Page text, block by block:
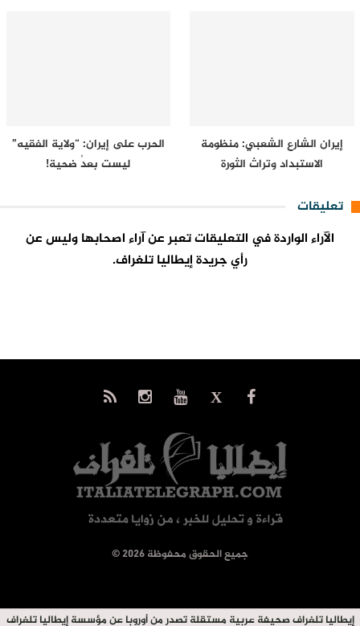
إيران الشارع الشعبي: منظومة
الاستبداد وتراث الثورة
الحرب على إيران: “ولاية الفقيه”
ليست بعدُ ضحية!
تعليقات
الآراء الواردة في التعليقات تعبر عن آراء اصحابها وليس عن
رأي جريدة إيطاليا تلغراف.
© جميع الحقوق محفوظة 2026
إيطاليا تلغراف صحيفة عربية مستقلة تصدر من أوروبا عن مؤسسة إيطاليا تلغراف